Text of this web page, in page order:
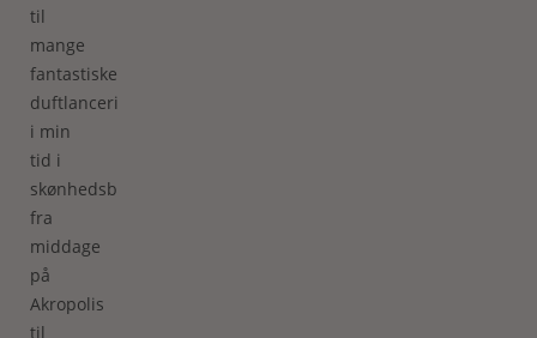
til
mange
fantastiske
duftlanceringer
i min
tid i
skønhedsbranchen,
fra
middage
på
Akropolis
til